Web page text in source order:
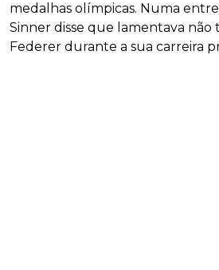
medalhas olímpicas. Numa
Sinner disse que lamentava não
Federer durante a sua carreira